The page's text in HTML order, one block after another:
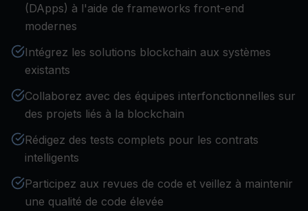
(DApps) à l'aide de frameworks front-end
modernes
Intégrez les solutions blockchain aux systèmes
existants
Collaborez avec des équipes interfonctionnelles sur
des projets liés à la blockchain
Rédigez des tests complets pour les contrats
intelligents
Participez aux revues de code et veillez à maintenir
une qualité de code élevée